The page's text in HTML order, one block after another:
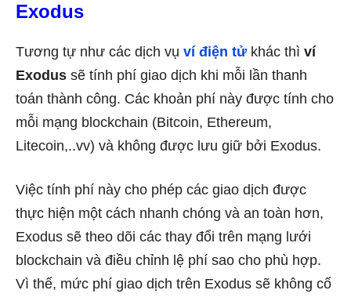
Exodus
Tương tự như các dịch vụ ví điện tử khác thì ví
Exodus sẽ tính phí giao dịch khi mỗi lần thanh
toán thành công. Các khoản phí này được tính cho
mỗi mạng blockchain (Bitcoin, Ethereum,
Litecoin,..vv) và không được lưu giữ bởi Exodus.
Việc tính phí này cho phép các giao dịch được
thực hiện một cách nhanh chóng và an toàn hơn,
Exodus sẽ theo dõi các thay đổi trên mạng lưới
blockchain và điều chỉnh lệ phí sao cho phù hợp.
Vì thế, mức phí giao dịch trên Exodus sẽ không cố